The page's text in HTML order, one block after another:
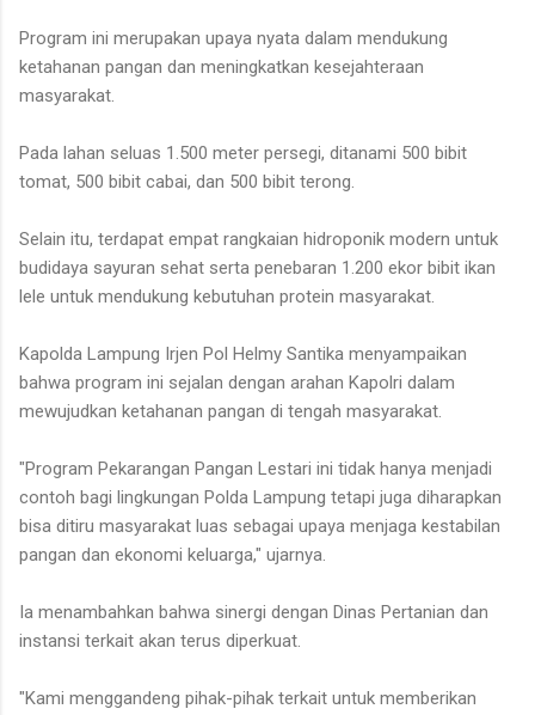
Program ini merupakan upaya nyata dalam mendukung
ketahanan pangan dan meningkatkan kesejahteraan
masyarakat.
Pada lahan seluas 1.500 meter persegi, ditanami 500 bibit
tomat, 500 bibit cabai, dan 500 bibit terong.
Selain itu, terdapat empat rangkaian hidroponik modern untuk
budidaya sayuran sehat serta penebaran 1.200 ekor bibit ikan
lele untuk mendukung kebutuhan protein masyarakat.
Kapolda Lampung Irjen Pol Helmy Santika menyampaikan
bahwa program ini sejalan dengan arahan Kapolri dalam
mewujudkan ketahanan pangan di tengah masyarakat.
"Program Pekarangan Pangan Lestari ini tidak hanya menjadi
contoh bagi lingkungan Polda Lampung tetapi juga diharapkan
bisa ditiru masyarakat luas sebagai upaya menjaga kestabilan
pangan dan ekonomi keluarga," ujarnya.
Ia menambahkan bahwa sinergi dengan Dinas Pertanian dan
instansi terkait akan terus diperkuat.
"Kami menggandeng pihak-pihak terkait untuk memberikan